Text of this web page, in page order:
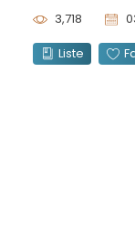
3,718
Liste